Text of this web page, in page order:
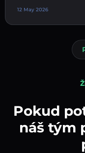
12 May 2026
Pokud
náš tým